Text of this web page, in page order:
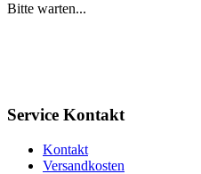
Bitte warten...
Service Kontakt
Kontakt
Versandkosten